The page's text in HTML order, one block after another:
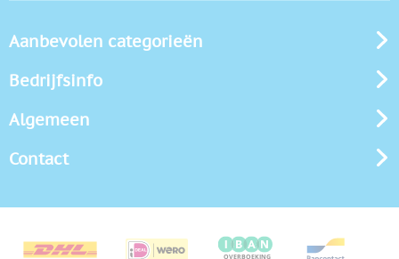
Aanbevolen categorieën
Bedrijfsinfo
Algemeen
Contact